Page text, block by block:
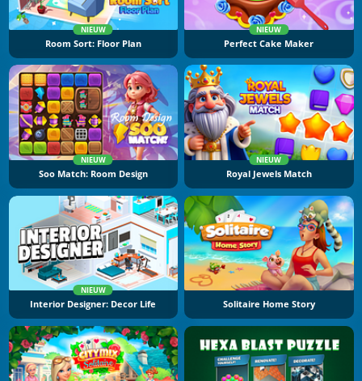
NIEUW
Room Sort: Floor Plan
NIEUW
Perfect Cake Maker
NIEUW
Soo Match: Room Design
NIEUW
Royal Jewels Match
NIEUW
Interior Designer: Decor Life Solitaire Home Story